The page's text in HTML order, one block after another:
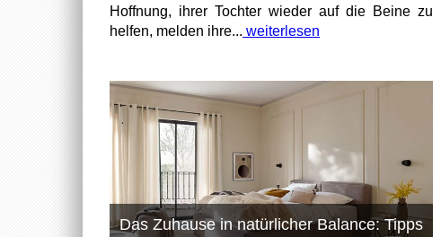
Hoffnung, ihrer Tochter wieder auf die Beine zu
helfen, melden ihre... weiterlesen
Das Zuhause in natürlicher Balance: Tipps